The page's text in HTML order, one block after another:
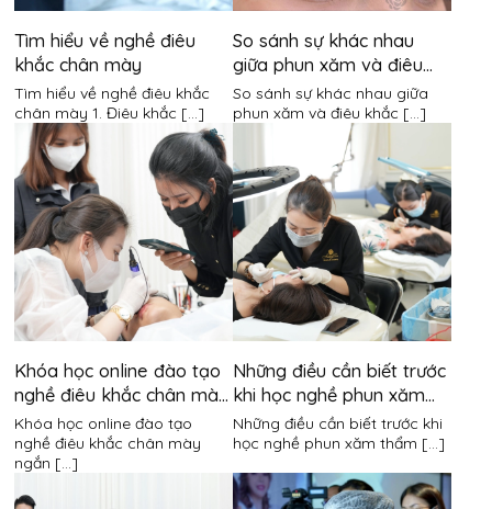
Tìm hiểu về nghề điêu
khắc chân mày
Tìm hiểu về nghề điêu khắc
chân mày 1. Điêu khắc [...]
So sánh sự khác nhau
giữa phun xăm và điêu
khắc chân mày
So sánh sự khác nhau giữa
phun xăm và điêu khắc [...]
Khóa học online đào tạo
nghề điêu khắc chân mày
ngắn hạn
Khóa học online đào tạo
nghề điêu khắc chân mày
ngắn [...]
Những điều cần biết trước
khi học nghề phun xăm
thẩm mỹ
Những điều cần biết trước khi
học nghề phun xăm thẩm [...]